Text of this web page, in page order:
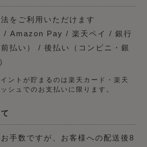
をご利用いただけます
/ Amazon Pay / 楽天ペイ / 銀行
払い） / 後払い（コンビニ・銀
ントが貯まるのは楽天カード・楽天
シュでのお支払いに限ります。
手数ですが、お客様への配送後8